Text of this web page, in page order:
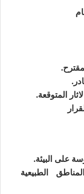
المتوقعة.
على البيئة.
الطبيعية